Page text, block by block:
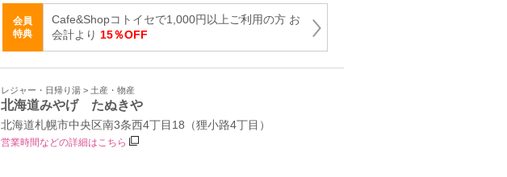
会員
特典
Cafe&Shopコトイセで1,000円以上ご利用の方 お
会計より 15％OFF
レジャー・日帰り湯 > 土産・物産
北海道みやげ たぬきや
北海道札幌市中央区南3条西4丁目18（狸小路4丁目）
営業時間などの詳細はこちら